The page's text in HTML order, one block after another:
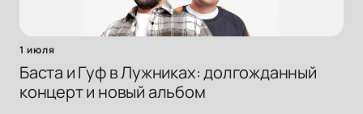
1 июля
Баста и Гуф в Лужниках: долгожданный
концерт и новый альбом